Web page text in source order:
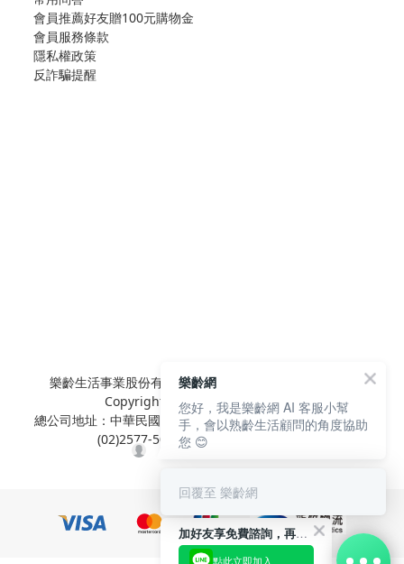
會員推薦好友贈100元購物金
會員服務條款
隱私權政策
反詐騙提醒
樂齡生活事業股份有限公司 L'elan Enterprise CO.,Ltd.
Copyright© All Rights Reserved.
總公司地址：中華民國台北市內湖區陽光街381號3樓 電話：
(02)2577-5025 傳真：(02)2577-5021
加好友享免費諮詢，再領50元現金折扣碼！
點此立即加入
樂齡網
您好，我是樂齡網 AI 客服小幫
手，會以熟齡生活顧問的角度協助
您 😊
回覆至 樂齡網